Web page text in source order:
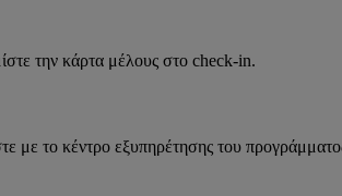
την κάρτα μέλους στο check-in.
με το κέντρο εξυπηρέτησης του